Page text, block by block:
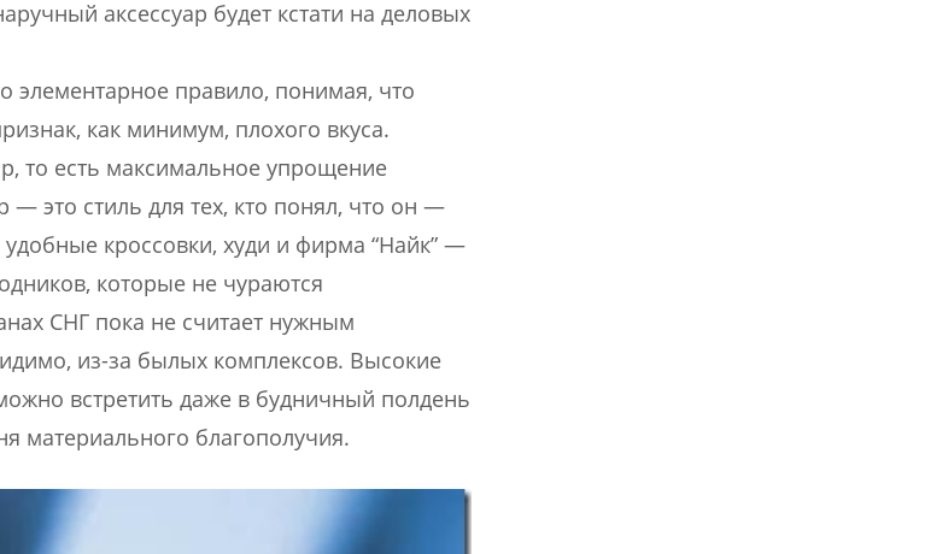
аксессуар будет кстати на деловых
элементарное правило, понимая, что
как минимум, плохого вкуса.
то есть максимальное упрощение
это стиль для тех, кто понял, что он —
кроссовки, худи и фирма “Найк” —
которые не чураются
СНГ пока не считает нужным
из-за былых комплексов. Высокие
встретить даже в будничный полдень
материального благополучия.